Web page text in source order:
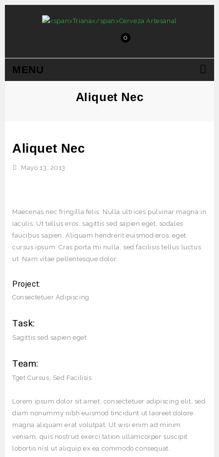
0
MENU
Aliquet Nec
Aliquet Nec
Mayo 13, 2013
Maecenas nec fringilla felis. Nulla ultrices pulvinar magna in
iaculis. Ut tellus eros, sagittis sed sapien eget, sodales
faucibus sapien. Aliquam hendrerit euismod eros, eget
cursus ipsum. Cras porta mi nulla, sed facilisis tellus luctus
ut. Nam vitae pellentesque dolor.
Project:
Consectetuer Adipiscing
Task:
Sagittis sed sapien eget
Team:
Tget Cursus, Sed Facilisis
Lorem ipsum dolor sit amet, consectetuer adipiscing elit, sed
diam nonummy nibh euismod tincidunt ut laoreet dolore
magna aliquam erat volutpat. Ut wisi enim ad minim
veniam, quis nostrud exerci tation ullamcorper suscipit
lobortis nisl ut aliquip ex ea commodo consequat.